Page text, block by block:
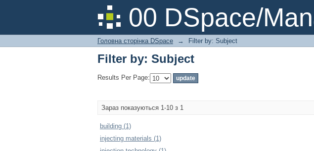
00 DSpace/
Filter by: Subject
Головна сторінка DSpace → Filter by: Subject
Filter by: Subject
Results Per Page:
Зараз показуються 1-10 з 1
building (1)
injecting materials (1)